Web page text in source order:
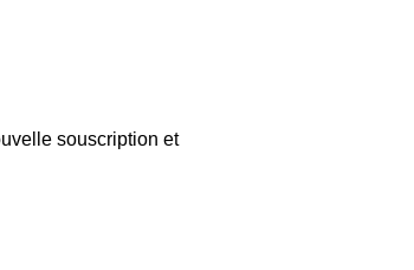
souscription et